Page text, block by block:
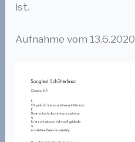
ist.
Aufnahme vom 13.6.2020